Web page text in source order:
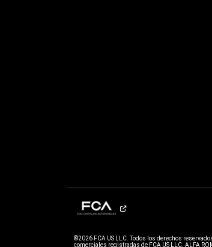
©2026 FCA US LLC. Todos los derechos
comerciales registradas de FCA US LLC. ALFA